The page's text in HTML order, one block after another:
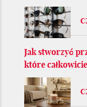
Jak stworzyć
które